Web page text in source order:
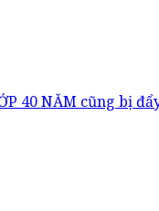
40 NĂM cũng bị